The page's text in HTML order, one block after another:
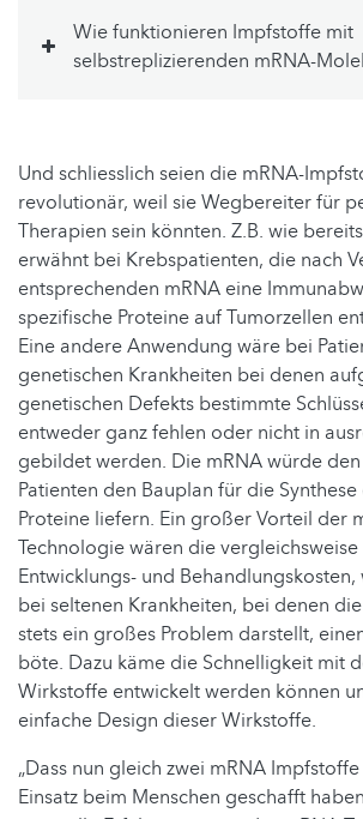
Wie funktionieren Impfstoffe mit
selbstreplizierenden mRNA-
Und schliesslich seien die mRNA-
revolutionär, weil sie Wegbereiter für
Therapien sein könnten. Z.B. wie
erwähnt bei Krebspatienten, die nach
entsprechenden mRNA eine
spezifische Proteine auf Tumorzellen
Eine andere Anwendung wäre bei
genetischen Krankheiten bei denen
genetischen Defekts bestimmte
entweder ganz fehlen oder nicht in
gebildet werden. Die mRNA würde
Patienten den Bauplan für die
Proteine liefern. Ein großer Vorteil der
Technologie wären die
Entwicklungs- und
bei seltenen Krankheiten, bei denen
stets ein großes Problem darstellt,
böte. Dazu käme die Schnelligkeit mit
Wirkstoffe entwickelt werden können
einfache Design dieser Wirkstoffe.
„Dass nun gleich zwei mRNA
Einsatz beim Menschen geschafft